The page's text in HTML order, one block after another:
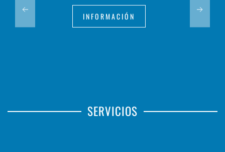
INFORMACIÓN
SERVICIOS